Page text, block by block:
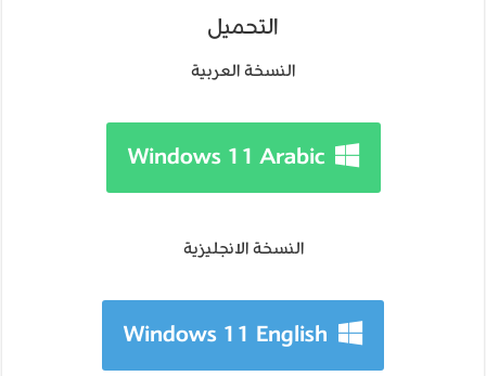
التحميل
النسخة العربية
Windows 11 Arabic
النسخة الانجليزية
Windows 11 English